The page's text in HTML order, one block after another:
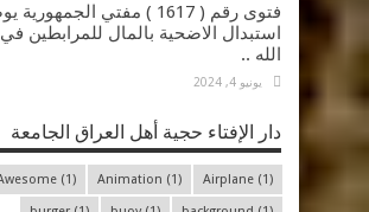
فتوى رقم ( 1617 ) مفتي
استبدال الاضحية بالمال للمرابطين
الله ..
يونيو 4, 2024
دار الإفتاء حجية أهل العراق الجامعة
Airplane (1)
Animation (1)
(1)